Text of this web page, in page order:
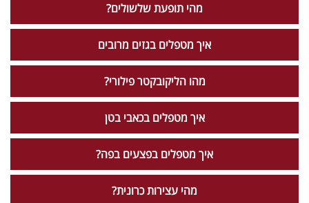
מהי תופעת שלשולים?
איך מטפלים בגזים מרובים
מהו הליקובקטר פילורי?
איך מטפלים בכאבי בטן
איך מטפלים בפצעים בפה?
מהי עצירות כרונית?